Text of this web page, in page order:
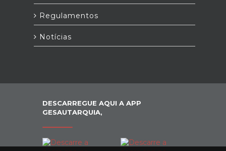
Regulamentos
Notícias
DESCARREGUE AQUI A APP
GESAUTARQUIA,